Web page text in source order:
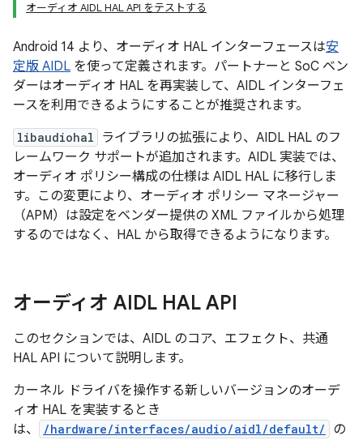
オーディオ AIDL HAL API をテストする
Android 14 より、オーディオ HAL インターフェースは安
定版 AIDL を使って定義されます。パートナーと SoC ベン
ダーはオーディオ HAL を再実装して、AIDL インターフェ
ースを利用できるようにすることが推奨されます。
libaudiohal
ライブラリの拡張により、AIDL HAL のフ
レームワーク サポートが追加されます。AIDL 実装では、
オーディオ ポリシー構成の仕様は AIDL HAL に移行しま
す。この変更により、オーディオ ポリシー マネージャー
（APM）は設定をベンダー提供の XML ファイルから処理
するのではなく、HAL から取得できるようになります。
オーディオ AIDL HAL API
このセクションでは、AIDL のコア、エフェクト、共通
HAL API について説明します。
カーネル ドライバを操作する新しいバージョンのオーデ
ィオ HAL を実装するとき
は、
/hardware/interfaces/audio/aidl/default/
の